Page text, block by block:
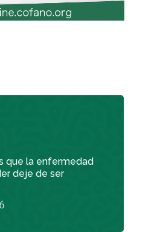
que la enfermedad
deje de ser